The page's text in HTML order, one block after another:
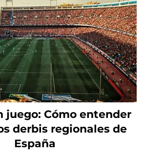
juego: Cómo entender
derbis regionales de
España